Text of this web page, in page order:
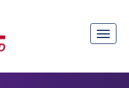
Toggle